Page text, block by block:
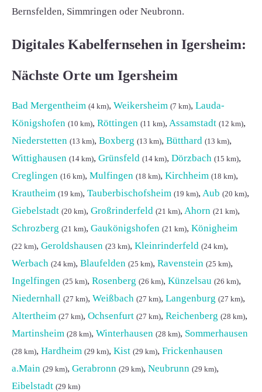
Bernsfelden, Simmringen oder Neubronn.
Digitales Kabelfernsehen in Igersheim:
Nächste Orte um Igersheim
Bad Mergentheim (4 km), Weikersheim (7 km), Lauda-
Königshofen (10 km), Röttingen (11 km), Assamstadt (12 km),
Niederstetten (13 km), Boxberg (13 km), Bütthard (13 km),
Wittighausen (14 km), Grünsfeld (14 km), Dörzbach (15 km),
Creglingen (16 km), Mulfingen (18 km), Kirchheim (18 km),
Krautheim (19 km), Tauberbischofsheim (19 km), Aub (20 km),
Giebelstadt (20 km), Großrinderfeld (21 km), Ahorn (21 km),
Schrozberg (21 km), Gaukönigshofen (21 km), Königheim
(22 km), Geroldshausen (23 km), Kleinrinderfeld (24 km),
Werbach (24 km), Blaufelden (25 km), Ravenstein (25 km),
Ingelfingen (25 km), Rosenberg (26 km), Künzelsau (26 km),
Niedernhall (27 km), Weißbach (27 km), Langenburg (27 km),
Altertheim (27 km), Ochsenfurt (27 km), Reichenberg (28 km),
Martinsheim (28 km), Winterhausen (28 km), Sommerhausen
(28 km), Hardheim (29 km), Kist (29 km), Frickenhausen
a.Main (29 km), Gerabronn (29 km), Neubrunn (29 km),
Eibelstadt (29 km)